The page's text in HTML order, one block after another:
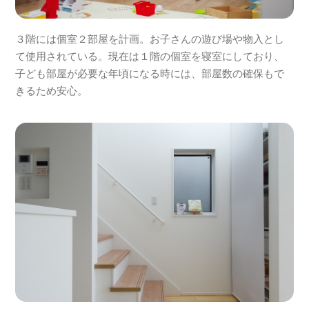
３階には個室２部屋を計画。お子さんの遊び場や物入とし
て使用されている。現在は１階の個室を寝室にしており、
子ども部屋が必要な年頃になる時には、部屋数の確保もで
きるため安心。